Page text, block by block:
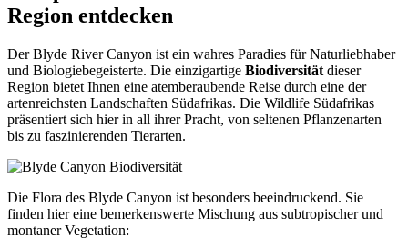
Region entdecken
Der Blyde River Canyon ist ein wahres Paradies für Naturliebhaber
und Biologiebegeisterte. Die einzigartige Biodiversität dieser
Region bietet Ihnen eine atemberaubende Reise durch eine der
artenreichsten Landschaften Südafrikas. Die Wildlife Südafrikas
präsentiert sich hier in all ihrer Pracht, von seltenen Pflanzenarten
bis zu faszinierenden Tierarten.
Die Flora des Blyde Canyon ist besonders beeindruckend. Sie
finden hier eine bemerkenswerte Mischung aus subtropischer und
montaner Vegetation: